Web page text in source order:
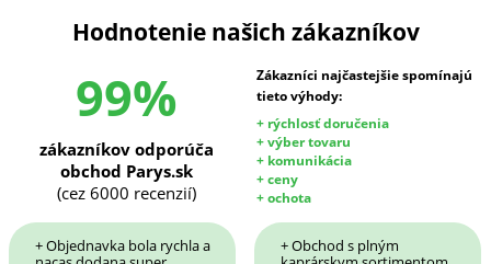
Hodnotenie našich zákazníkov
99%
Zákazníci najčastejšie spomínajú
tieto výhody:
+ rýchlosť doručenia
+ výber tovaru
+ komunikácia
+ ceny
+ ochota
zákazníkov odporúča
obchod Parys.sk
(cez 6000 recenzií)
+ Objednavka bola rychla a
+ Obchod s plným